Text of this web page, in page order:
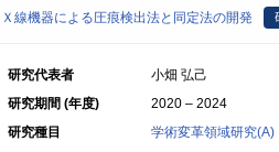
Ｘ線機器による圧痕検出法と同定法の開発
研究代表者
小畑 弘己
研究期間 (年度)
2020 – 2024
研究種目
学術変革領域研究(A)